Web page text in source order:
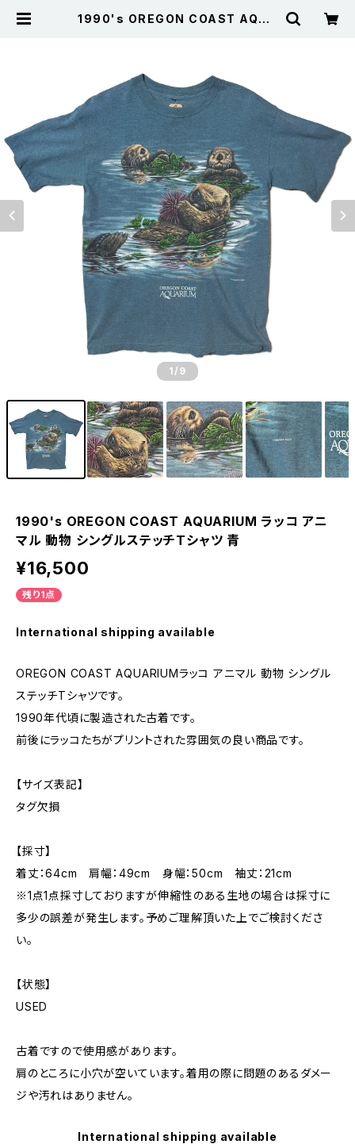
1990's OREGON COAST AQUA
1 /9
1990's OREGON COAST AQUARIUM ラッコ アニ
マル 動物 シングルステッチTシャツ 青
¥16,500
残り1点
International shipping available
OREGON COAST AQUARIUMラッコ アニマル 動物 シングル
ステッチTシャツです。
1990年代頃に製造された古着です。
前後にラッコたちがプリントされた雰囲気の良い商品です。
【サイズ表記】
タグ欠損
【採寸】
着丈：64cm 肩幅：49cm 身幅：50cm 袖丈：21cm
※1点1点採寸しておりますが伸縮性のある生地の場合は採寸に
多少の誤差が発生します。予めご理解頂いた上でご検討くださ
い。
【状態】
USED
古着ですので使用感があります。
肩のところに小穴が空いています。着用の際に問題のあるダメー
ジや汚れはありません。
International shipping available